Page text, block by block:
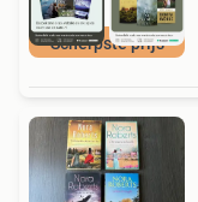
Scherpste prijs